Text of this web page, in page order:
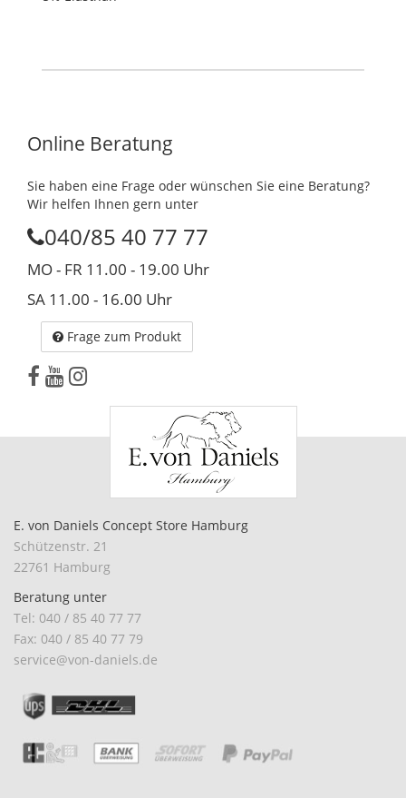
Online Beratung
Sie haben eine Frage oder wünschen Sie eine Beratung?
Wir helfen Ihnen gern unter
040/85 40 77 77
MO - FR 11.00 - 19.00 Uhr
SA 11.00 - 16.00 Uhr
Frage zum Produkt
E. von Daniels Concept Store Hamburg
Schützenstr. 21
22761 Hamburg
Beratung unter
Tel: 040 / 85 40 77 77
Fax: 040 / 85 40 77 79
service@von-daniels.de